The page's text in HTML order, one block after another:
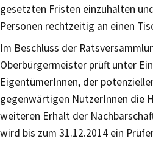
gesetzten Fristen einzuhalten
Personen rechtzeitig an einen
Im Beschluss der
Oberbürgermeister prüft unter
EigentümerInnen, der
gegenwärtigen NutzerInnen die
weiteren Erhalt der
wird bis zum 31.12.2014 ein